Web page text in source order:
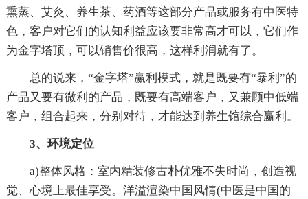
熏蒸、艾灸、养生茶、药酒等这部分产品或服务有中医特
色，客户对它们的认知利益应该要非常高才可以，它们作
为金字塔顶，可以销售价很高，这样利润就有了。
总的说来，“金字塔”赢利模式，就是既要有“暴利”的
产品又要有微利的产品，既要有高端客户，又兼顾中低端
客户，组合起来，分别对待，才能达到养生馆综合赢利。
3、环境定位
a)整体风格：室内精装修古朴优雅不失时尚，创造视
觉、心境上最佳享受。洋溢渲染中国风情(中医是中国的